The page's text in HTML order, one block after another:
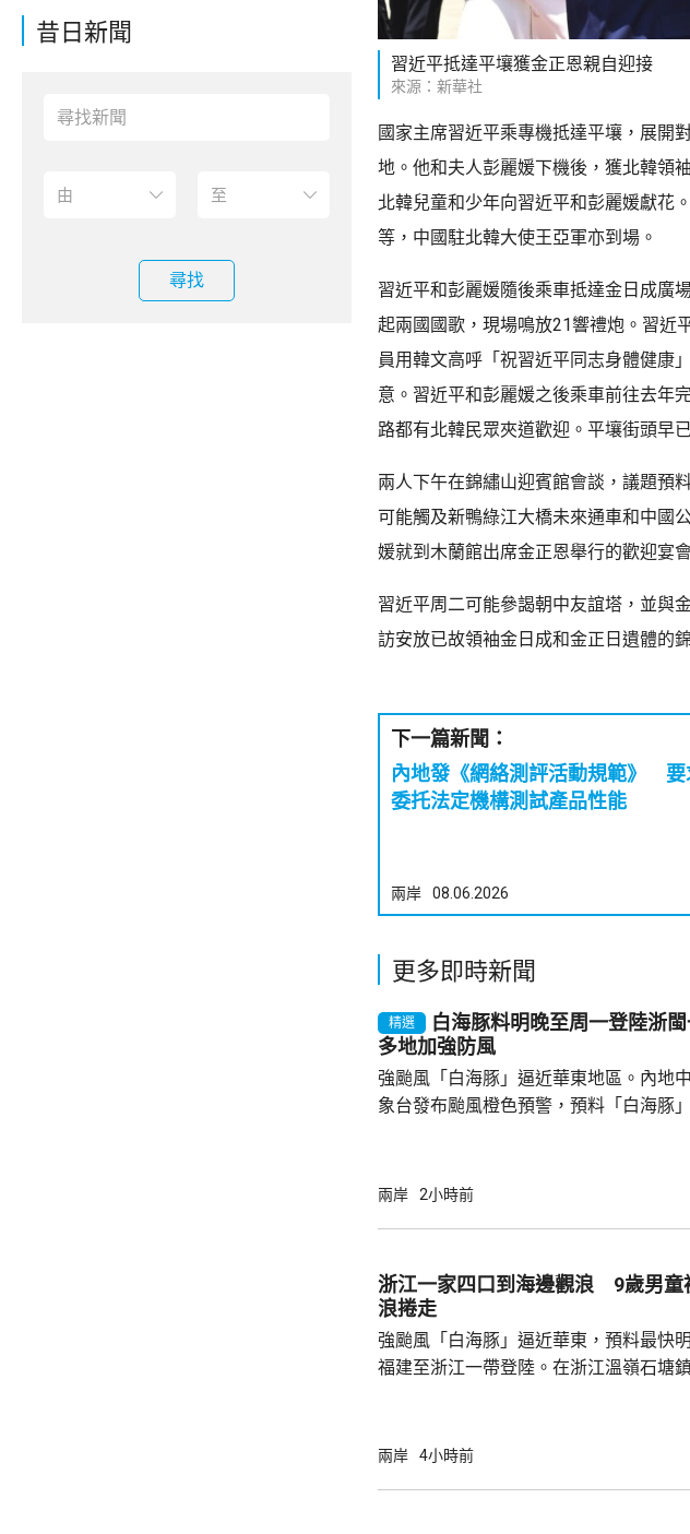
昔日新聞
尋找
習近平抵達平壤獲金正恩親自迎接
來源：新華社
國家主席習近平乘專機抵達平壤，展開
地。他和夫人彭麗媛下機後，獲北韓領
北韓兒童和少年向習近平和彭麗媛獻花
等，中國駐北韓大使王亞軍亦到場。
習近平和彭麗媛隨後乘車抵達金日成廣
起兩國國歌，現場鳴放21響禮炮。習近
員用韓文高呼「祝習近平同志身體健康
意。習近平和彭麗媛之後乘車前往去年
路都有北韓民眾夾道歡迎。平壤街頭早
兩人下午在錦繡山迎賓館會談，議題預
可能觸及新鴨綠江大橋未來通車和中國
媛就到木蘭館出席金正恩舉行的歡迎宴
習近平周二可能參謁朝中友誼塔，並與
訪安放已故領袖金日成和金正日遺體的
下一篇新聞：
內地發《網絡測評活動規範》 要
委托法定機構測試產品性能
兩岸 08.06.2026
更多即時新聞
精選
白海豚料明晚至周一登陸浙
多地加強防風
強颱風「白海豚」逼近華東地區。內地
象台發布颱風橙色預警，預料「白海豚」
級，陣風15至17級；浙江、上海、江蘇
區仍有暴雨，部分地區累計雨量可達200
400毫米，浙江東部局部更將超過600毫
上海市氣象台指，「白海豚...
兩岸 2小時前
浙江一家四口到海邊觀浪 9歲男童
浪捲走
強颱風「白海豚」逼近華東，預料最快
福建至浙江一帶登陸。在浙江溫嶺石塘鎮
是一家人的兩名成人及兩名小童在海邊觀
兩岸 4小時前